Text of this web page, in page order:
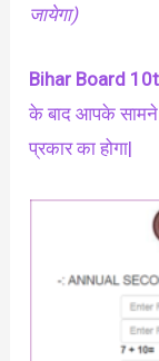
जायेगा)
Bihar Board
के बाद आपके
प्रकार का होगा|